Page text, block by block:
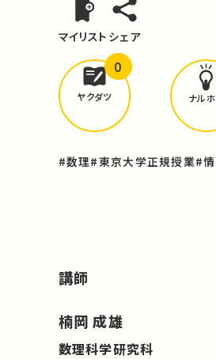
マイリスト シェア
どんな学びがあ
ヤクダツ
0
ナル
#数理#東京大学正規授業#
講師
楠岡 成雄
数理科学研究科